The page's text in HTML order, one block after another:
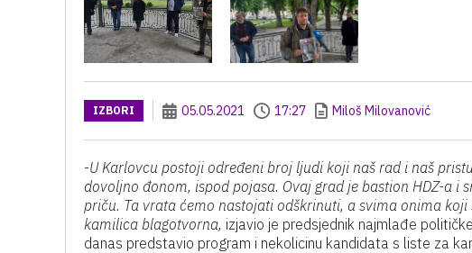
IZBORI 05.05.2021 17:27 Miloš Milovanović
-U Karlovcu postoji određeni broj ljudi koji naš rad i naš
dovoljno đonom, ispod pojasa. Ovaj grad je bastion HDZ-a
priču. Ta vrata ćemo nastojati odškrinuti, a svima onima
kamilica blagotvorna, izjavio je predsjednik najmlađe
danas predstavio program i nekolicinu kandidata s liste za